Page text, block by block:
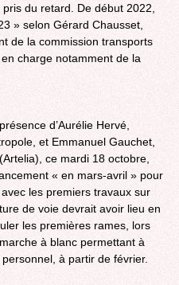
du retard. De début 2022,
» selon Gérard Chausset,
de la commission transports
charge notamment de la
d’Aurélie Hervé,
et Emmanuel Gauchet,
ce mardi 18 octobre,
« en mars-avril » pour
les premiers travaux sur
de voie devrait avoir lieu en
les premières rames, lors
à blanc permettant à
à partir de février.